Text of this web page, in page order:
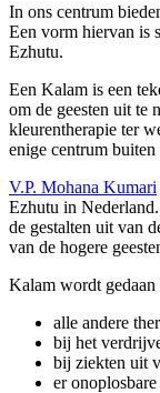
In ons centrum
Een vorm hiervan is
Ezhutu.
Een Kalam is een
om de geesten uit te
kleurentherapie ter
enige centrum
V.P. Mohana Kumari
Ezhutu in
de gestalten uit van
van de hogere
Kalam wordt gedaan
alle andere
bij het
bij ziekten uit
er